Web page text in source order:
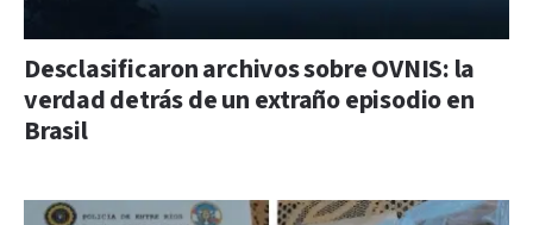
Desclasificaron archivos sobre OVNIS: la
verdad detrás de un extraño episodio en
Brasil